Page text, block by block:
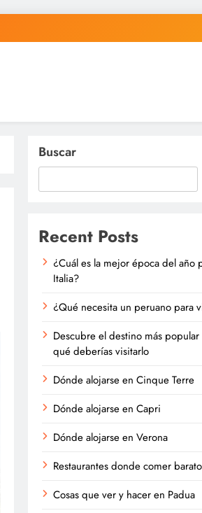
Buscar
Recent Posts
¿Cuál es la mejor época del año
Italia?
¿Qué necesita un peruano para
Descubre el destino más
qué deberías visitarlo
Dónde alojarse en Cinque Terre
Dónde alojarse en Capri
Dónde alojarse en Verona
Restaurantes donde comer
Cosas que ver y hacer en Padua